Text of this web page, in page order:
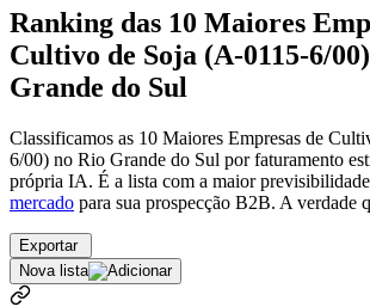
Ranking das 10 Maiores
Cultivo de Soja (A-0115-6/
Grande do Sul
Classificamos as 10 Maiores Empresas de
6/00) no Rio Grande do Sul por faturamento
própria IA. É a lista com a maior
mercado para sua prospecção B2B. A verdade
Exportar
Nova lista